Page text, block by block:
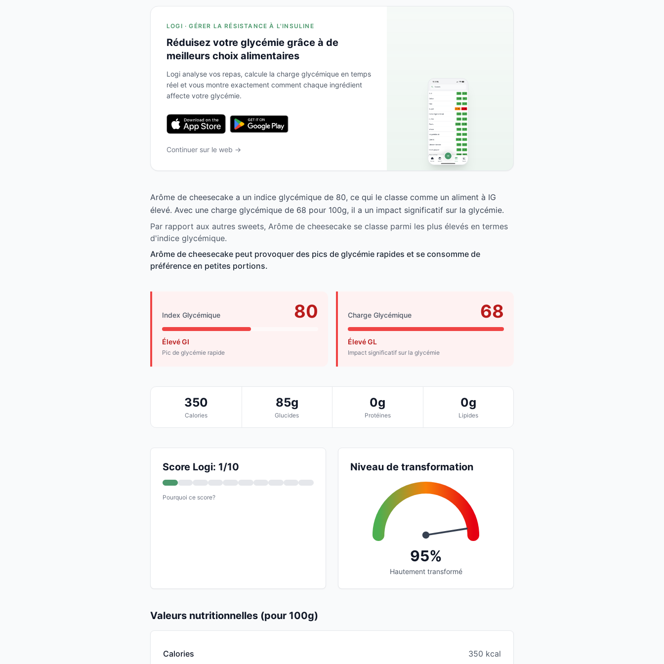
LOGI · GÉRER LA RÉSISTANCE À L'INSULINE
Réduisez votre glycémie grâce à de
meilleurs choix alimentaires
Logi analyse vos repas, calcule la charge glycémique en temps
réel et vous montre exactement comment chaque ingrédient
affecte votre glycémie.
Continuer sur le web →
Arôme de cheesecake a un indice glycémique de 80, ce qui le classe comme un aliment à IG
élevé. Avec une charge glycémique de 68 pour 100g, il a un impact significatif sur la glycémie.
Par rapport aux autres sweets, Arôme de cheesecake se classe parmi les plus élevés en termes
d'indice glycémique.
Arôme de cheesecake peut provoquer des pics de glycémie rapides et se consomme de
préférence en petites portions.
Index Glycémique 80
Élevé GI
Pic de glycémie rapide
Charge Glycémique 68
Élevé GL
Impact significatif sur la glycémie
350
Calories
85g
Glucides
0g
Protéines
0g
Lipides
Score Logi: 1/10
Pourquoi ce score?
Niveau de transformation
95%
Hautement transformé
Valeurs nutritionnelles (pour 100g)
Calories 350 kcal